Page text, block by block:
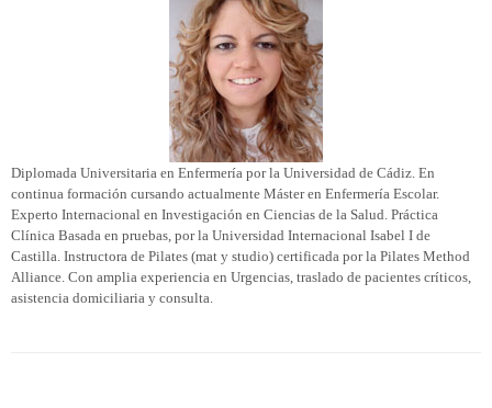
Diplomada Universitaria en Enfermería por la Universidad de Cádiz. En
continua formación cursando actualmente Máster en Enfermería Escolar.
Experto Internacional en Investigación en Ciencias de la Salud. Práctica
Clínica Basada en pruebas, por la Universidad Internacional Isabel I de
Castilla. Instructora de Pilates (mat y studio) certificada por la Pilates Method
Alliance. Con amplia experiencia en Urgencias, traslado de pacientes críticos,
asistencia domiciliaria y consulta.